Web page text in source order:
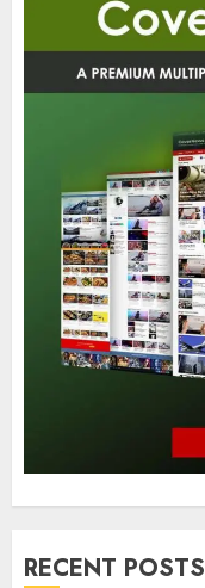
RECENT POSTS